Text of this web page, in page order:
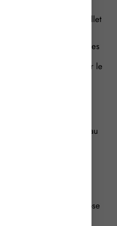
actuelle en vigueur
à compter du 1ᵉʳ juillet
d’un village de vacances
doit se
par le
(COFRAC).
une visite du
l’établissement et
:
attestant la conformité au
de classement
à Atout France.
Atout France dispose
de classement.